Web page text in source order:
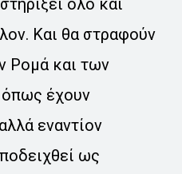
Και θα στραφούν
Ρομά και των
έχουν
εναντίον
ως